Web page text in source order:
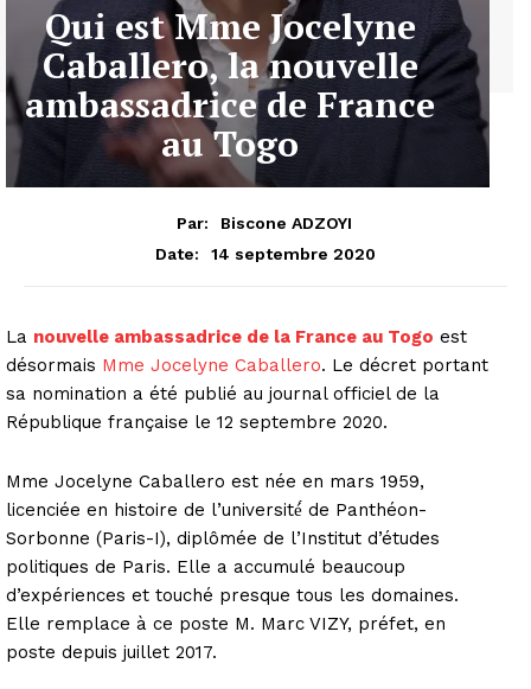
Qui est Mme Jocelyne
Caballero, la nouvelle
ambassadrice de France
au Togo
Par:
Biscone ADZOYI
Date:
14 septembre 2020
La nouvelle ambassadrice de la France au Togo est
désormais Mme Jocelyne Caballero. Le décret portant
sa nomination a été publié au journal officiel de la
République française le 12 septembre 2020.
Mme Jocelyne Caballero est née en mars 1959,
licenciée en histoire de l’université́ de Panthéon-
Sorbonne (Paris-I), diplômée de l’Institut d’études
politiques de Paris. Elle a accumulé beaucoup
d’expériences et touché presque tous les domaines.
Elle remplace à ce poste M. Marc VIZY, préfet, en
poste depuis juillet 2017.